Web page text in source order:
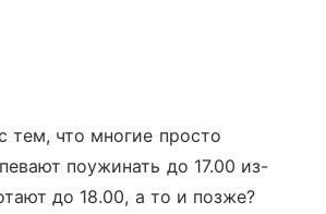
тем, что многие просто
поужинать до 17.00 из-
до 18.00, а то и позже?